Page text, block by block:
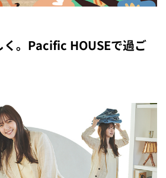
く。Pacific HOUSEで過ご